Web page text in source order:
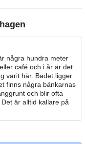
några hundra meter
café och i år är det
varit här. Badet ligger
finns några bänkarnas
och blir ofta
är alltid kallare på